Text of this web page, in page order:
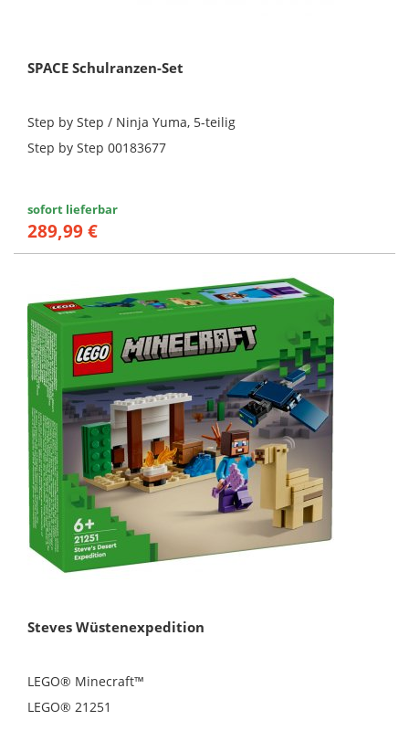
SPACE Schulranzen-Set
Step by Step / Ninja Yuma, 5-teilig
Step by Step 00183677
sofort lieferbar
289,99 €
Steves Wüstenexpedition
LEGO® Minecraft™
LEGO® 21251